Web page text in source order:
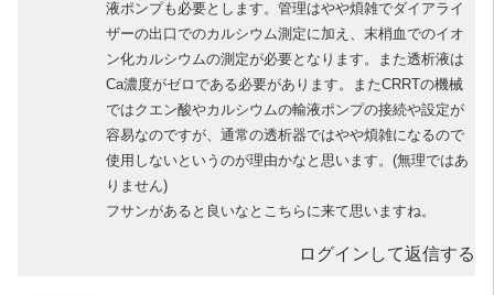
液ポンプも必要とします。管理はやや煩雑でダイアライ
ザーの出口でのカルシウム測定に加え、末梢血でのイオ
ン化カルシウムの測定が必要となります。また透析液は
Ca濃度がゼロである必要があります。またCRRTの機械
ではクエン酸やカルシウムの輸液ポンプの接続や設定が
容易なのですが、通常の透析器ではやや煩雑になるので
使用しないというのが理由かなと思います。(無理ではあ
りません)
フサンがあると良いなとこちらに来て思いますね。
ログインして返信する